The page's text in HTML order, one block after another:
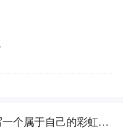
用python爬虫,pyinstaller写一个属于自己的彩虹屁生成器！（链接在文末自